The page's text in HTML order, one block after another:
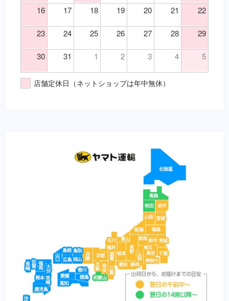
代謝性用薬・ホルモン剤（要・犬）
医薬品その他（要・犬・猫）
【総合栄養食】
栄養食（犬）
ブリスミックス（犬）
イティ iti（犬）
イティ iti（猫）
将軍
横綱
紅富士
赤富士
（神）鎮静
（胃）嘔吐
（胃）消化不良
（胃）食欲不振
（腎）尿毒症
（腎）腎不全
（魚）水草ＯＫ
16 17 18 19 20 21 22
23 24 25 26 27 28 29
30 31 1 2 3 4 5
店舗定休日（ネットショップは年中無休）